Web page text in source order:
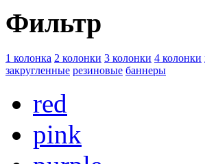
Фильтр
1 колонка 2 колонки 3 колонки 4 колонки
закругленные резиновые баннеры
red
pink